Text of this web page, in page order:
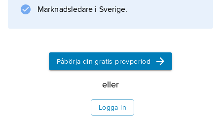
Marknadsledare i Sverige.
Påbörja din gratis provperiod
eller
Logga in